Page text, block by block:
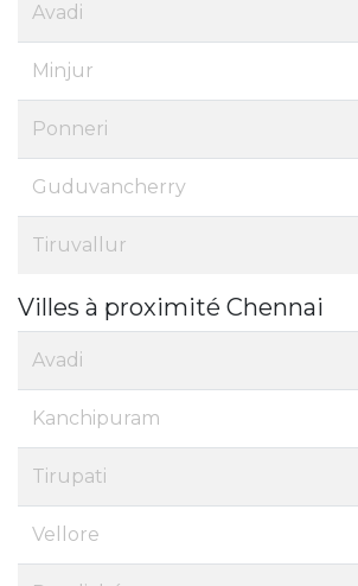
Avadi
Minjur
Ponneri
Guduvancherry
Tiruvallur
Villes à proximité Chennai
Avadi
Kanchipuram
Tirupati
Vellore